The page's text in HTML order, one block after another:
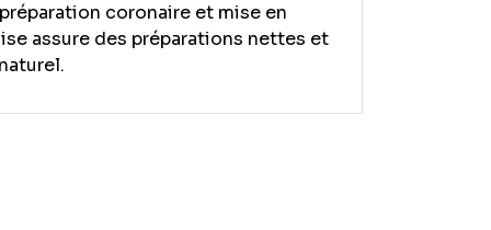
coronaire et mise en
assure des préparations nettes et